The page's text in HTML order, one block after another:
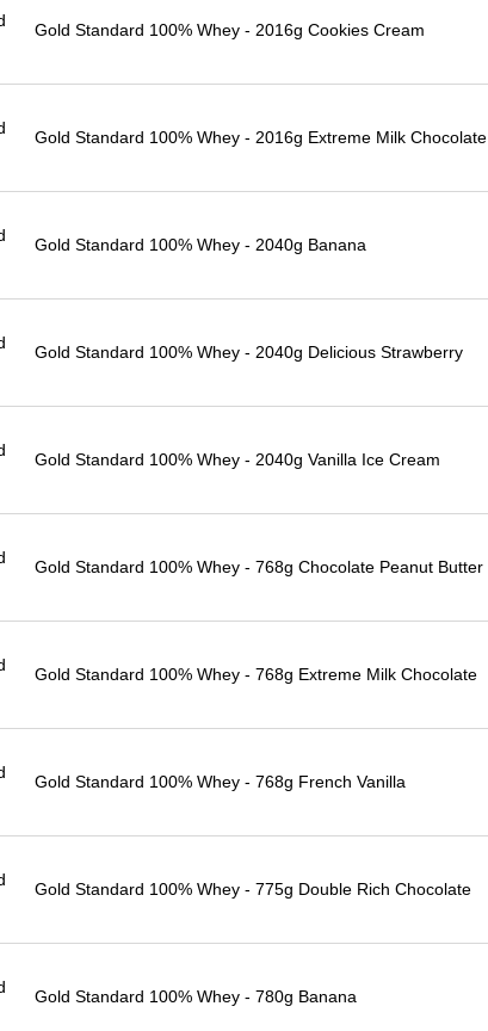
Gold Standard 100% Whey - 2016g Cookies Cream
Gold Standard 100% Whey - 2016g Extreme Milk Chocolate
Gold Standard 100% Whey - 2040g Banana
Gold Standard 100% Whey - 2040g Delicious Strawberry
Gold Standard 100% Whey - 2040g Vanilla Ice Cream
Gold Standard 100% Whey - 768g Chocolate Peanut Butter
Gold Standard 100% Whey - 768g Extreme Milk Chocolate
Gold Standard 100% Whey - 768g French Vanilla
Gold Standard 100% Whey - 775g Double Rich Chocolate
Gold Standard 100% Whey - 780g Banana